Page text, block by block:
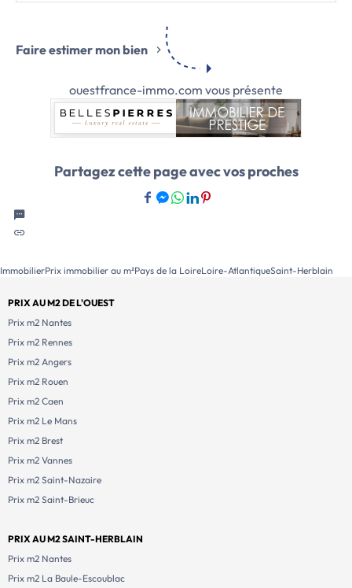
Faire estimer mon bien
ouestfrance-immo.com vous présente
Partagez cette page avec vos proches
ImmobilierPrix immobilier au m²Pays de la LoireLoire-AtlantiqueSaint-Herblain
PRIX AU M2 DE L'OUEST
Prix m2 Nantes
Prix m2 Rennes
Prix m2 Angers
Prix m2 Rouen
Prix m2 Caen
Prix m2 Le Mans
Prix m2 Brest
Prix m2 Vannes
Prix m2 Saint-Nazaire
Prix m2 Saint-Brieuc
PRIX AU M2 SAINT-HERBLAIN
Prix m2 Nantes
Prix m2 La Baule-Escoublac